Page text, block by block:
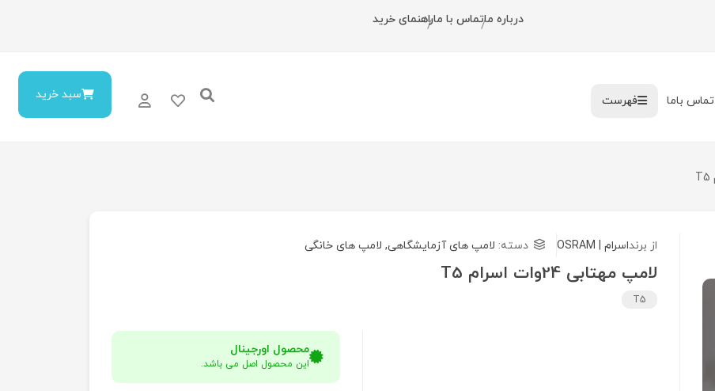
درباره ما/تماس با ما/
راهنمای خرید
تماس باما فهرست سبد خرید
از برنداسرام | OSRAM دسته: لامپ های آزمایشگاهی, لامپ های خانگی
لامپ مهتابی 24وات اسرام T5
T5
محصول اورجینال
این محصول اصل می باشد.